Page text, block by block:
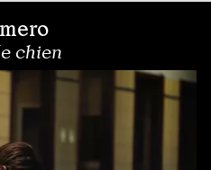
chien